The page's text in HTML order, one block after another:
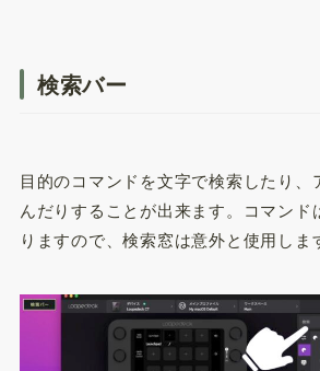
検索バー
目的のコマンドを文字で検索したり、
んだりすることが出来ます。コマンド
りますので、検索窓は意外と使用しま